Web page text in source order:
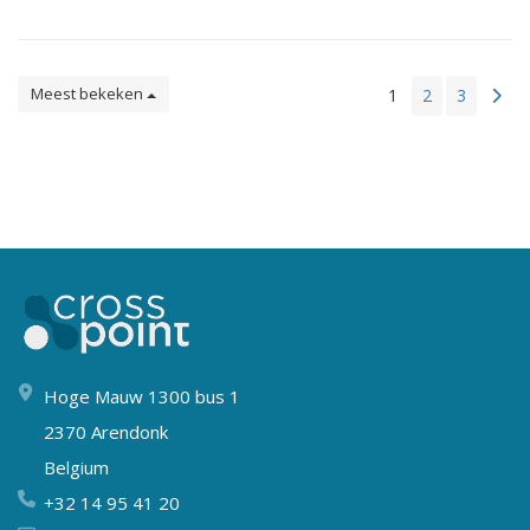
Meest bekeken 1 2 3
Hoge Mauw 1300 bus 1
2370 Arendonk
Belgium
+32 14 95 41 20